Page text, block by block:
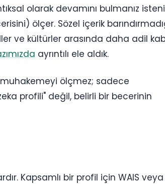
olarak devamını bulmanız
ölçer. Sözel içerik
ve kültürler arasında daha adil
ayrıntılı ele aldık.
ölçmez; sadece
profili" değil, belirli bir becerinin
Kapsamlı bir profil için WAIS veya